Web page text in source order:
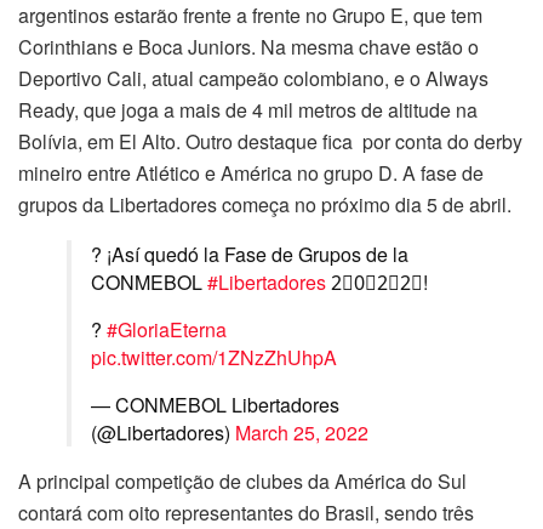
argentinos estarão frente a frente no Grupo E, que tem
Corinthians e Boca Juniors. Na mesma chave estão o
Deportivo Cali, atual campeão colombiano, e o Always
Ready, que joga a mais de 4 mil metros de altitude na
Bolívia, em El Alto. Outro destaque fica por conta do derby
mineiro entre Atlético e América no grupo D. A fase de
grupos da Libertadores começa no próximo dia 5 de abril.
? ¡Así quedó la Fase de Grupos de la
CONMEBOL#Libertadores2⃣0⃣2⃣2⃣!
? #GloriaEterna
pic.twitter.com/1ZNzZhUhpA
— CONMEBOL Libertadores
(@Libertadores) March 25, 2022
A principal competição de clubes da América do Sul
contará com oito representantes do Brasil, sendo três